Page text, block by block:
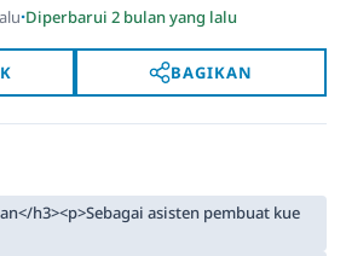
·Diperbarui 2 bulan yang lalu
BAGIKAN
h3><p>Sebagai asisten pembuat kue